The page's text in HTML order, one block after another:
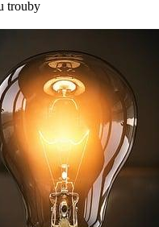
trouby